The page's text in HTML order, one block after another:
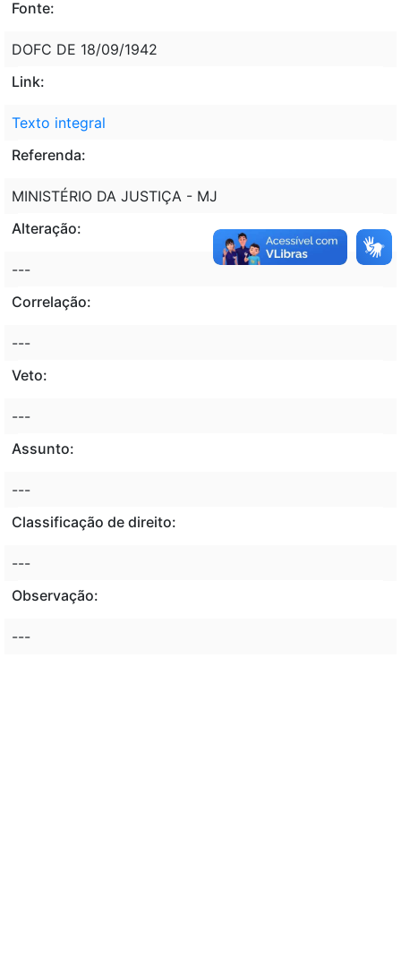
Fonte:
DOFC DE 18/09/1942
Link:
Texto integral
Referenda:
MINISTÉRIO DA JUSTIÇA - MJ
Alteração:
---
Correlação:
---
Veto:
---
Assunto:
---
Classificação de direito:
---
Observação:
---